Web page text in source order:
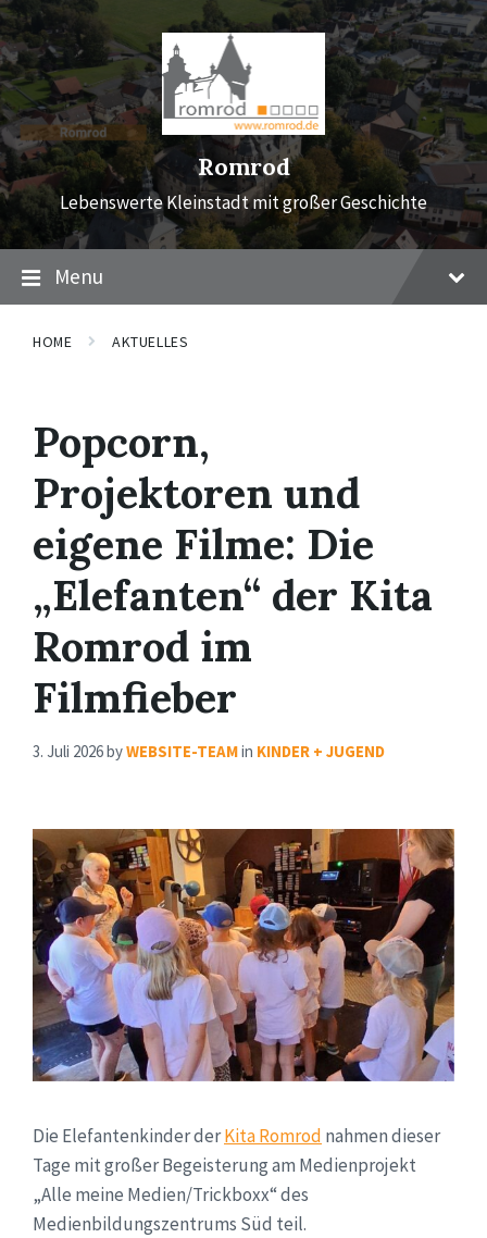
Skip
to
content
Skip
to
main
navigation
Skip
to
footer
Romrod
Lebenswerte Kleinstadt mit großer Geschichte
Menu
HOME AKTUELLES
Popcorn,
Projektoren und
eigene Filme: Die
„Elefanten“ der Kita
Romrod im
Filmfieber
3. Juli 2026byWEBSITE-TEAMin KINDER + JUGEND
Die Elefantenkinder derKita Romrod nahmen dieser
Tage mit großer Begeisterung am Medienprojekt
„Alle meine Medien/Trickboxx“ des
Medienbildungszentrums Süd teil.